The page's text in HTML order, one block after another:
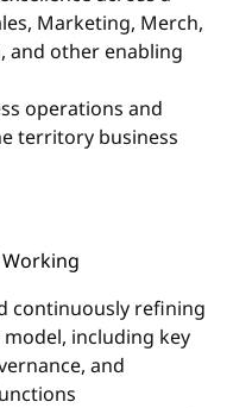
Marketing, Merch,
and other enabling
operations and
territory business
continuously refining
including key
and